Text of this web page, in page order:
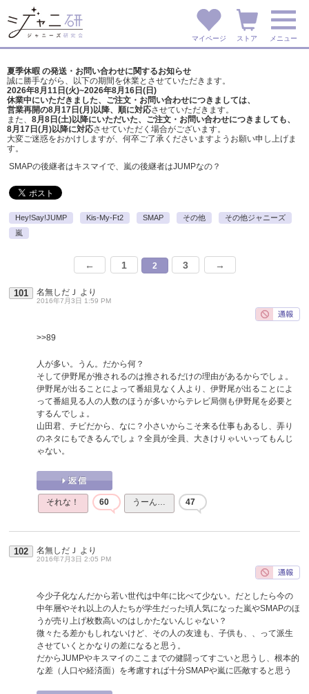
マイページ ストア メニュー
夏季休暇 の発送・お問い合わせに関するお知らせ
誠に勝手ながら、以下の期間を休業とさせていただきます。
2026年8月11日(火)~2026年8月16日(日)
休業中にいただきました、ご注文・お問い合わせにつきましては、
営業再開の8月17日(月)以降、順に対応させていただきます。
また、 8月8日(土)以降にいただいた、ご注文・ お問い合わせにつきましても、
8月17日(月)以降に対応させていただく場合がございます。
大変ご迷惑をおかけしますが、 何卒ご了承くださいますようお願い申し上げま
す。
SMAPの後継者はキスマイで、嵐の後継者はJUMPなの？
Hey!Say!JUMP Kis-My-Ft2 SMAP その他
その他ジャニーズ
嵐
← 1 2 3 →
101 名無しだＪ より
2016年7月3日 1:59 PM
>>89
人が多い。うん。だから何？
そして伊野尾が推されるのは推されるだけの理由があるからでしょ。
伊野尾が出ることによって番組見なく人より、伊野尾が出ることによ
って番組見る人の人数のほうが多いからテレビ局側も伊野尾を必要と
するんでしょ。
山田君、チビだから、なに？小さいからこそ来る仕事もあるし、弄り
のネタにもできるんでしょ？全員が全員、大きけりゃいいってもんじ
ゃない。
それな！ 60 うーん… 47
102 名無しだＪ より
2016年7月3日 2:05 PM
今少子化なんだから若い世代は中年に比べて少ない。だとしたら今の
中年層やそれ以上の人たちが学生だった頃人気になった嵐やSMAPのほ
うが売り上げ枚数高いのはしかたないんじゃない？
微々たる差かもしれないけど、その人の友達も、子供も、、って派生
させていくとかなりの差になると思う。
だからJUMPやキスマイのここまでの健闘ってすごいと思うし、根本的
な差（人口や経済面）を考慮すれば十分SMAPや嵐に匹敵すると思う